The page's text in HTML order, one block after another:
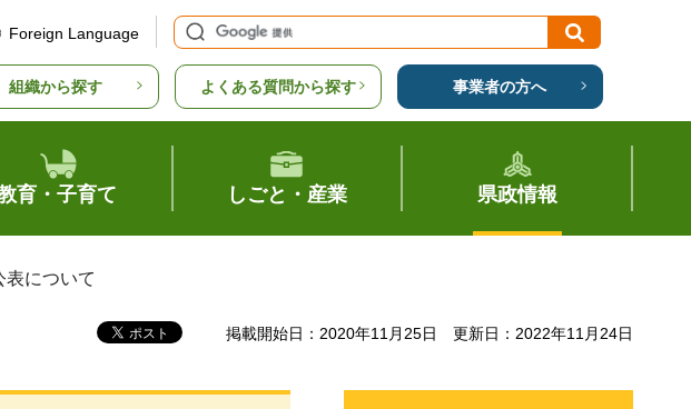
Foreign Language
組織から探す よくある質問から探す 事業者の方へ
育・子育て しごと・産業 県政情報
表について
掲載開始日：2020年11月25日 更新日：2022年11月24日